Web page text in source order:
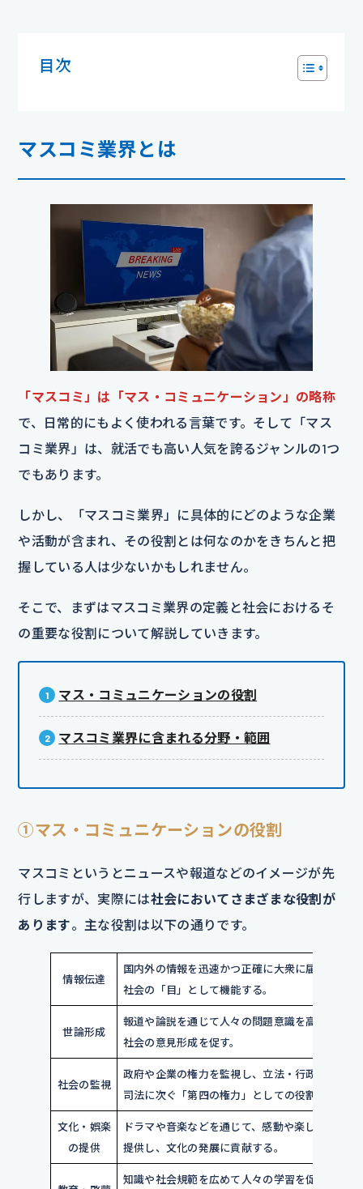
目次
マスコミ業界とは
「マスコミ」は「マス・コミュニケーション」の略称
で、日常的にもよく使われる言葉です。そして「マス
コミ業界」は、就活でも高い人気を誇るジャンルの1つ
でもあります。
しかし、「マスコミ業界」に具体的にどのような企業
や活動が含まれ、その役割とは何なのかをきちんと把
握している人は少ないかもしれません。
そこで、まずはマスコミ業界の定義と社会におけるそ
の重要な役割について解説していきます。
マス・コミュニケーションの役割
マスコミ業界に含まれる分野・範囲
①マス・コミュニケーションの役割
マスコミというとニュースや報道などのイメージが先
行しますが、実際には社会においてさまざまな役割が
あります。主な役割は以下の通りです。
情報伝達
国内外の情報を迅速かつ正確に大衆に届け、
社会の「目」として機能する。
世論形成
報道や論説を通じて人々の問題意識を高め、
社会の意見形成を促す。
社会の監視
政府や企業の権力を監視し、立法・行政・
司法に次ぐ「第四の権力」としての役割。
文化・娯楽
の提供
ドラマや音楽などを通じて、感動や楽しみを
提供し、文化の発展に貢献する。
知識や社会規範を広めて人々の学習を促し、